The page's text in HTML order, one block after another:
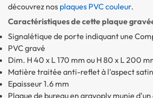
découvrez nos plaques PVC couleur.
Caractéristiques de cette plaque
Signalétique de porte indiquant une
PVC gravé
Dim. H 40 x L 170 mm ou H 80 x L 200
Matière traitée anti-reflet à l'aspect
Epaisseur 1.6 mm
Plaque de bureau en gravoply munie